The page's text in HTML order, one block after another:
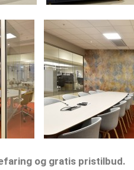
og gratis pristilbud.